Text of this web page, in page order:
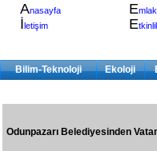
Anasayfa
İletişim
E
E
Bilim-Teknoloji Ekoloji
Odunpazarı Belediyesinden